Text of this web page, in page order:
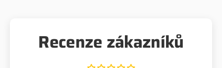
Recenze zákazníků